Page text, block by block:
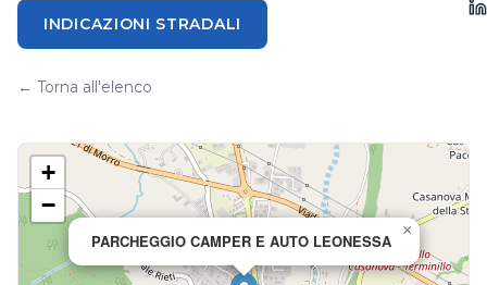
INDICAZIONI STRADALI
← Torna all'elenco
PARCHEGGIO CAMPER E AUTO LEONESSA
×
+
−